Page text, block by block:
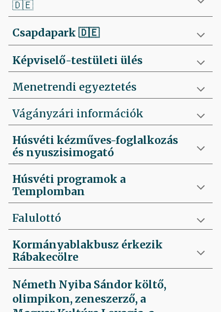
🇩🇪
Csapdapark 🇩🇪
Képviselő-testületi ülés
Menetrendi egyeztetés
Vágányzári információk
Húsvéti kézműves-foglalkozás
és nyuszisimogató
Húsvéti programok a
Templomban
Falulottó
Kormányablakbusz érkezik
Rábakecölre
Németh Nyiba Sándor költő,
olimpikon, zeneszerző, a